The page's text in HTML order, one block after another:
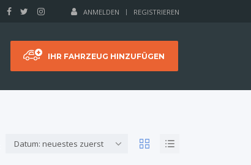
ANMELDEN REGISTRIEREN
IHR FAHRZEUG HINZUFÜGEN
Datum: neuestes zuerst